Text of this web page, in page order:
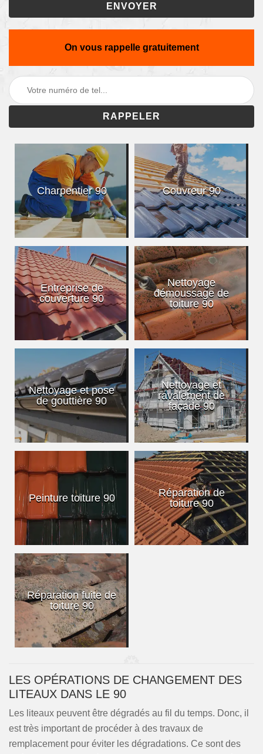
On vous rappelle gratuitement
Charpentier 90 Couvreur 90
Entreprise de
couverture 90
Nettoyage
démoussage de
toiture 90
Nettoyage et pose
de gouttière 90
Nettoyage et
ravalement de
façade 90
Peinture toiture 90
Réparation de
toiture 90
Réparation fuite de
toiture 90
LES OPÉRATIONS DE CHANGEMENT DES
LITEAUX DANS LE 90
Les liteaux peuvent être dégradés au fil du temps. Donc, il
est très important de procéder à des travaux de
remplacement pour éviter les dégradations. Ce sont des